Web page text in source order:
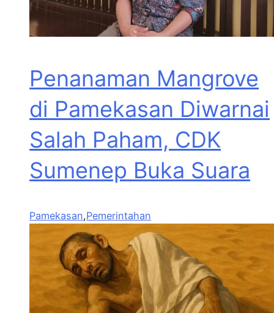
Penanaman Mangrove
di Pamekasan Diwarnai
Salah Paham, CDK
Sumenep Buka Suara
Pamekasan,Pemerintahan